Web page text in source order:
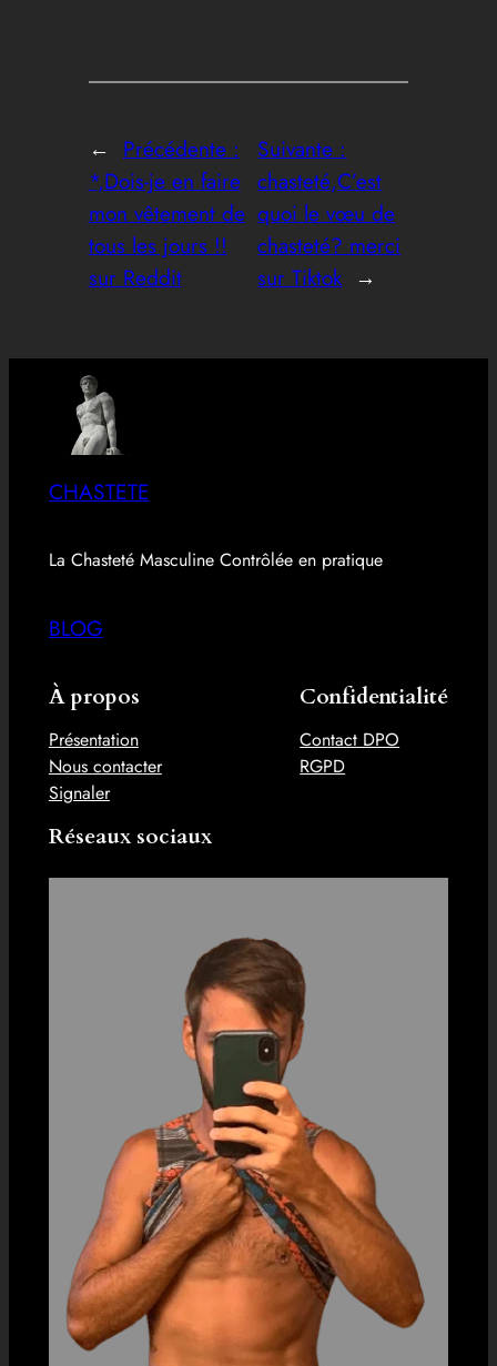
← Précédente :
*,Dois-je en faire
mon vêtement de
tous les jours !!
sur Reddit
Suivante :
chasteté,C’est
quoi le vœu de
chasteté? merci
sur Tiktok →
CHASTETE
La Chasteté Masculine Contrôlée en pratique
BLOG
À propos
Présentation
Nous contacter
Signaler
Confidentialité
Contact DPO
RGPD
Réseaux sociaux